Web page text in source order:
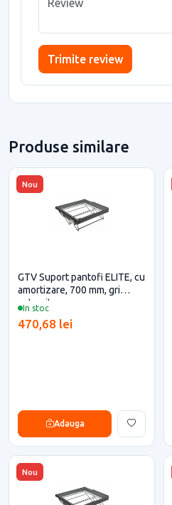
Trimite review
Produse similare
Nou
In stoc
GTV Suport pantofi ELITE, cu
amortizare, 700 mm, gri
antracit
470,68 lei
Adauga
Nou